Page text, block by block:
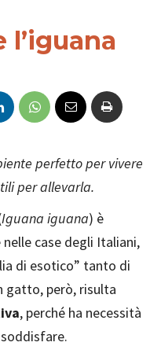
l’iguana
perfetto per vivere
per allevarla.
Iguana iguana) è
case degli Italiani,
di esotico” tanto di
gatto, però, risulta
, perché ha necessità